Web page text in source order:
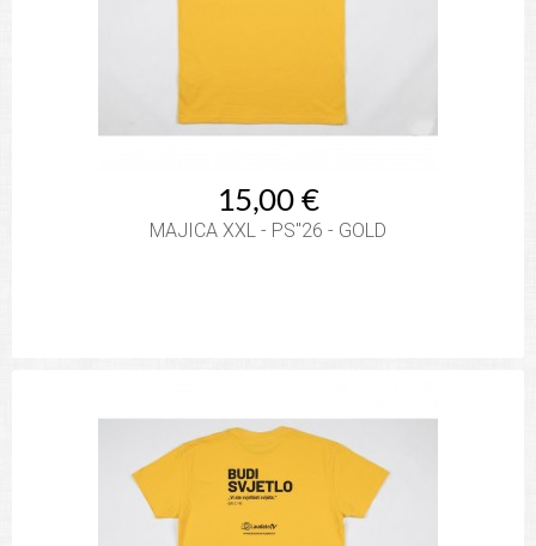
15,00 €
MAJICA XXL - PS"26 - GOLD